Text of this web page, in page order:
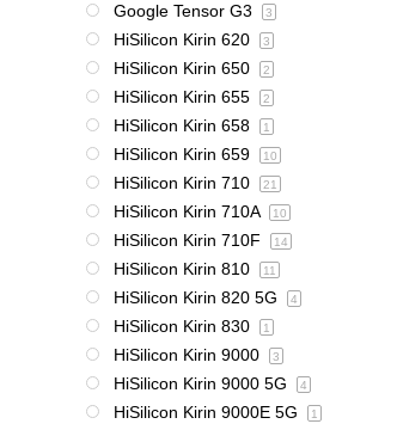
Google Tensor G3 3
HiSilicon Kirin 620 3
HiSilicon Kirin 650 2
HiSilicon Kirin 655 2
HiSilicon Kirin 658 1
HiSilicon Kirin 659 10
HiSilicon Kirin 710 21
HiSilicon Kirin 710A 10
HiSilicon Kirin 710F 14
HiSilicon Kirin 810 11
HiSilicon Kirin 820 5G 4
HiSilicon Kirin 830 1
HiSilicon Kirin 9000 3
HiSilicon Kirin 9000 5G 4
HiSilicon Kirin 9000E 5G 1